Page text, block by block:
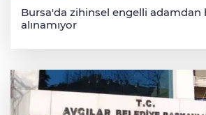
Bursa'da zihinsel engelli adamdan
alınamıyor